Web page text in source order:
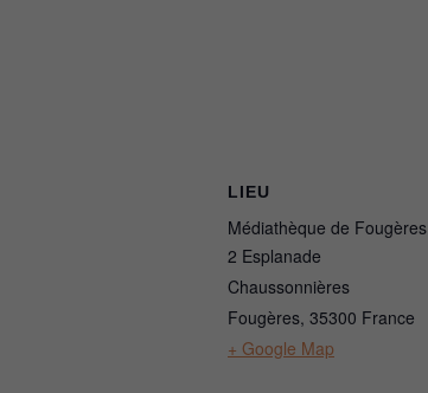
LIEU
Médiathèque de Fougères
2 Esplanade
Chaussonnières
Fougères, 35300 France
+ Google Map